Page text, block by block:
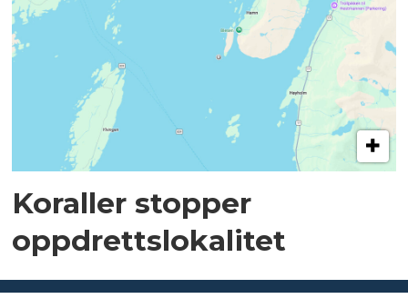
Koraller stopper
oppdrettslokalitet